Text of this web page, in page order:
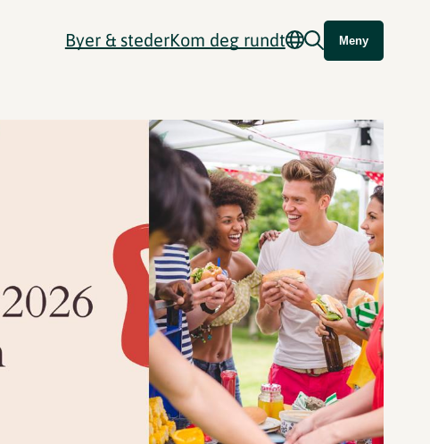
Byer & stederKom deg rundt Meny